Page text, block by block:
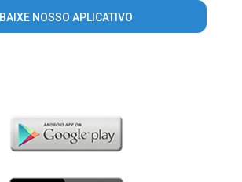
BAIXE NOSSO APLICATIVO